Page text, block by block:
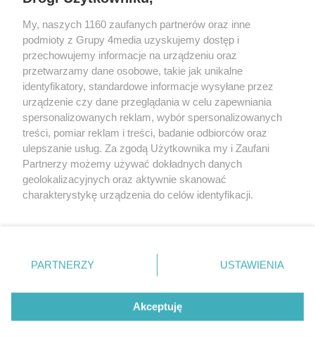
Redakcja Reklama Prywatność
Praca Łódź
the:protocol
Facebook.com
Youtube.com
My, naszych 1160 zaufanych partnerów oraz inne
podmioty z Grupy 4media uzyskujemy dostęp i
przechowujemy informacje na urządzeniu oraz
przetwarzamy dane osobowe, takie jak unikalne
identyfikatory, standardowe informacje wysyłane przez
urządzenie czy dane przeglądania w celu zapewniania
spersonalizowanych reklam, wybór spersonalizowanych
treści, pomiar reklam i treści, badanie odbiorców oraz
ulepszanie usług. Za zgodą Użytkownika my i Zaufani
Partnerzy możemy używać dokładnych danych
geolokalizacyjnych oraz aktywnie skanować
charakterystykę urządzenia do celów identyfikacji.
zmienić/wycofać klikając przycisk ustawień prywatności
znajdujący się w lewym dolnym rogu strony
. Niektóre
użytkownika, ale masz prawo sprzeciwić się takiemu
przetwarzaniu. Preferencje będą miały zastosowania tylko
PARTNERZY USTAWIENIA
Akceptuję